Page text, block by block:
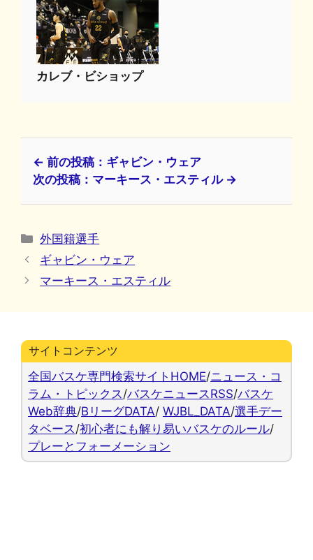
カレブ・ビショップ
← 前の投稿：ギャビン・ウェア
次の投稿：マーキース・エスティル →
カ
テ
ゴ
リ
外国籍選手
ギャビン・ウェア
マーキース・エスティル
サイトコンテンツ
全国バスケ専門検索サイトHOME/ニュース・コ
ラム・トピックス /バスケニュースRSS/バスケ
Web辞典/BリーグDATA/ WJBL_DATA/選手デー
タベース /初心者にも解り易いバスケのルール/
プレーとフォーメーション